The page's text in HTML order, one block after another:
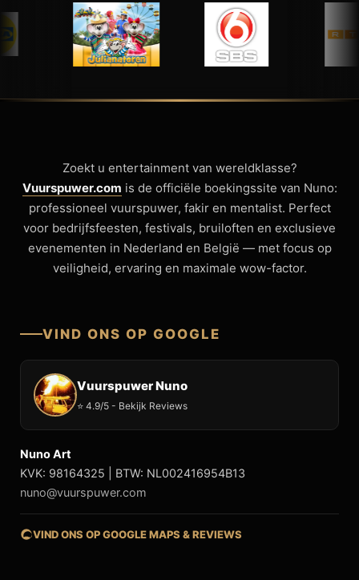
Zoekt u entertainment van wereldklasse?
Vuurspuwer.com is de officiële boekingssite van Nuno:
professioneel vuurspuwer, fakir en mentalist. Perfect
voor bedrijfsfeesten, festivals, bruiloften en exclusieve
evenementen in Nederland en België — met focus op
veiligheid, ervaring en maximale wow-factor.
VIND ONS OP GOOGLE
Vuurspuwer Nuno
⭐ 4.9/5 - Bekijk Reviews
Nuno Art
KVK: 98164325 | BTW: NL002416954B13
nuno@vuurspuwer.com
VIND ONS OP GOOGLE MAPS & REVIEWS